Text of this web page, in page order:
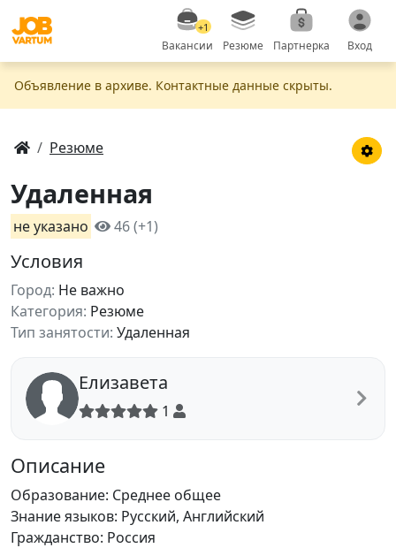
+1
Вакансии Резюме Партнерка Вход
Объявление в apxивe. Контактные данные скрыты.
Резюме
Удаленная
не указано 46 (+1)
Условия
Город: Не важно
Категория: Резюме
Тип занятости: Удаленная
Елизавета
1
Описание
Образование: Среднее общее
Знание языков: Русский, Английский
Гражданство: Россия